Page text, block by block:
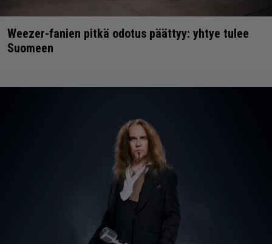
Weezer-fanien pitkä odotus päättyy: yhtye tulee
Suomeen